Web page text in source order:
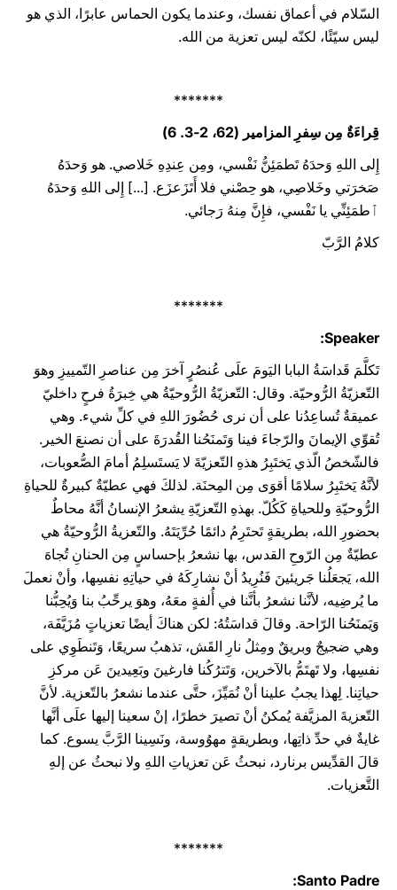
السّلام في أعماق نفسك، وعندما يكون الحماس عابرًا، الذي هو
ليس سيّئًا، لكنّه ليس تعزية من الله.
*******
قِراءَةٌ مِن سِفرِ المزامير (62، 2-3. 6)
إِلى اللهِ وَحدَهُ تَطمَئِنُّ نَفْسي، ومِن عِندِهِ خَلاصي. هو وَحدَهُ
صَخرَتي وخَلاصِي، هو حِصْني فلا أَتَزَعزَع. [...] إِلى اللهِ وَحدَهُ
ٱطمَئِنِّي يا نَفْسي، فإِنَّ مِنهُ رَجائي.
كلامُ الرَّبّ
*******
Speaker:
تَكلَّمَ قَداسَةُ البابا اليَومَ علَى عُنصُرٍ آخرَ مِن عناصرِ التّمييزِ وهوَ
التّعزيّةُ الرُّوحيّة. وقال: التّعزيّةُ الرُّوحيّةُ هي خِبرَةُ فرحٍ داخليّ
عميقةٌ تُساعِدُنا على أن نرى حُضُورَ اللهِ في كلِّ شيء. وهي
تُقوِّي الإيمانَ والرّجاءَ فينا وَتَمنَحُنا القُدرَةَ على أن نصنعَ الخير.
فالشّخصُ الّذي يَختَبِرُ هذهِ التّعزيّةَ لا يَستَسلِمُ أمامَ الصُّعوبات،
لأنَّهُ يَختَبِرُ سلامًا أقوَى مِن المِحنَة. لذلكَ فهي عطيّةٌ كبيرةٌ للحياةِ
الرُّوحيّةِ وللحياةِ كَكُلّ. بهذهِ التّعزيّةِ يشعرُ الإنسانُ أنَّهُ محاطٌ
بحضورِ الله، بطريقةٍ تَحتَرِمُ دائمًا حُرِّيَتَهُ. والتّعزيةُ الرُّوحيّةُ هي
عطيّةٌ مِن الرّوحِ القدس، بها نشعرُ بإحساسٍ مِن الحنانِ تُجاهَ
الله، يَجعَلُنا جَريئينَ فَنُرِيدُ أنْ نشارِكَهُ في حياتِهِ نفسِها، وأنْ نعملَ
ما يُرضِيه، لأنَّنا نشعرُ بأنَّنا في أُلفةٍ معَهُ، وهوَ يرحِّبُ بنا وَيُحِبُّنا
وَيَمنَحُنا الرّاحة. وقالَ قداسَتُهُ: لكن هناكَ أيضًا تعزياتٍ مُزَيَّفَة،
وهي ضجيجٌ وبريقٌ ومِثلُ نارِ القَش، تذهبُ سريعًا، وَتَنطَوِي على
نفسِها، ولا تَهتَمُّ بالآخرين، وَتَترُكُنا فارغينَ وبَعِيدينَ عَن مركزِ
حياتِنا. لِهذا يجبُ علينا أنْ نُمَيِّزَ، حتَّى عندما نشعرُ بالتّعزية. لأنَّ
التّعزيةَ المزيَّفة يُمكنُ أنْ تصيرَ خطرًا، إنْ سعينا إليها علَى أنَّها
غايةٌ في حدِّ ذاتِها، وبطريقةٍ مهوُوسة، ونَسِينا الرَّبَّ يسوع. كما
قالَ القدِّيس برنارد، نبحثُ عَن تعزياتِ اللهِ ولا نبحثُ عن إلهِ
التَّعزيات.
*******
Santo Padre: